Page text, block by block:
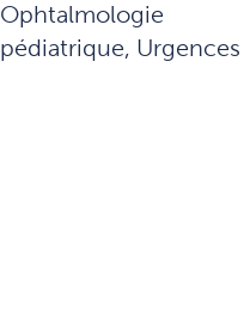
Ophtalmologie
pédiatrique, Urgences